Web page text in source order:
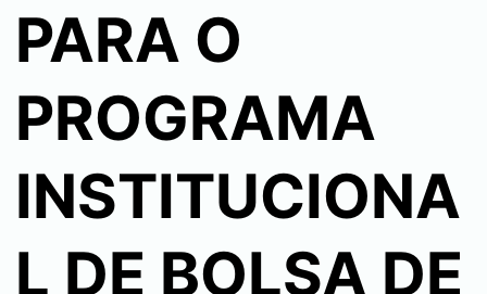
PARA O
PROGRAMA
INSTITUCIONA
L DE BOLSA DE